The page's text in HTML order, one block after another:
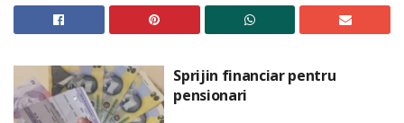
Sprijin financiar pentru
pensionari